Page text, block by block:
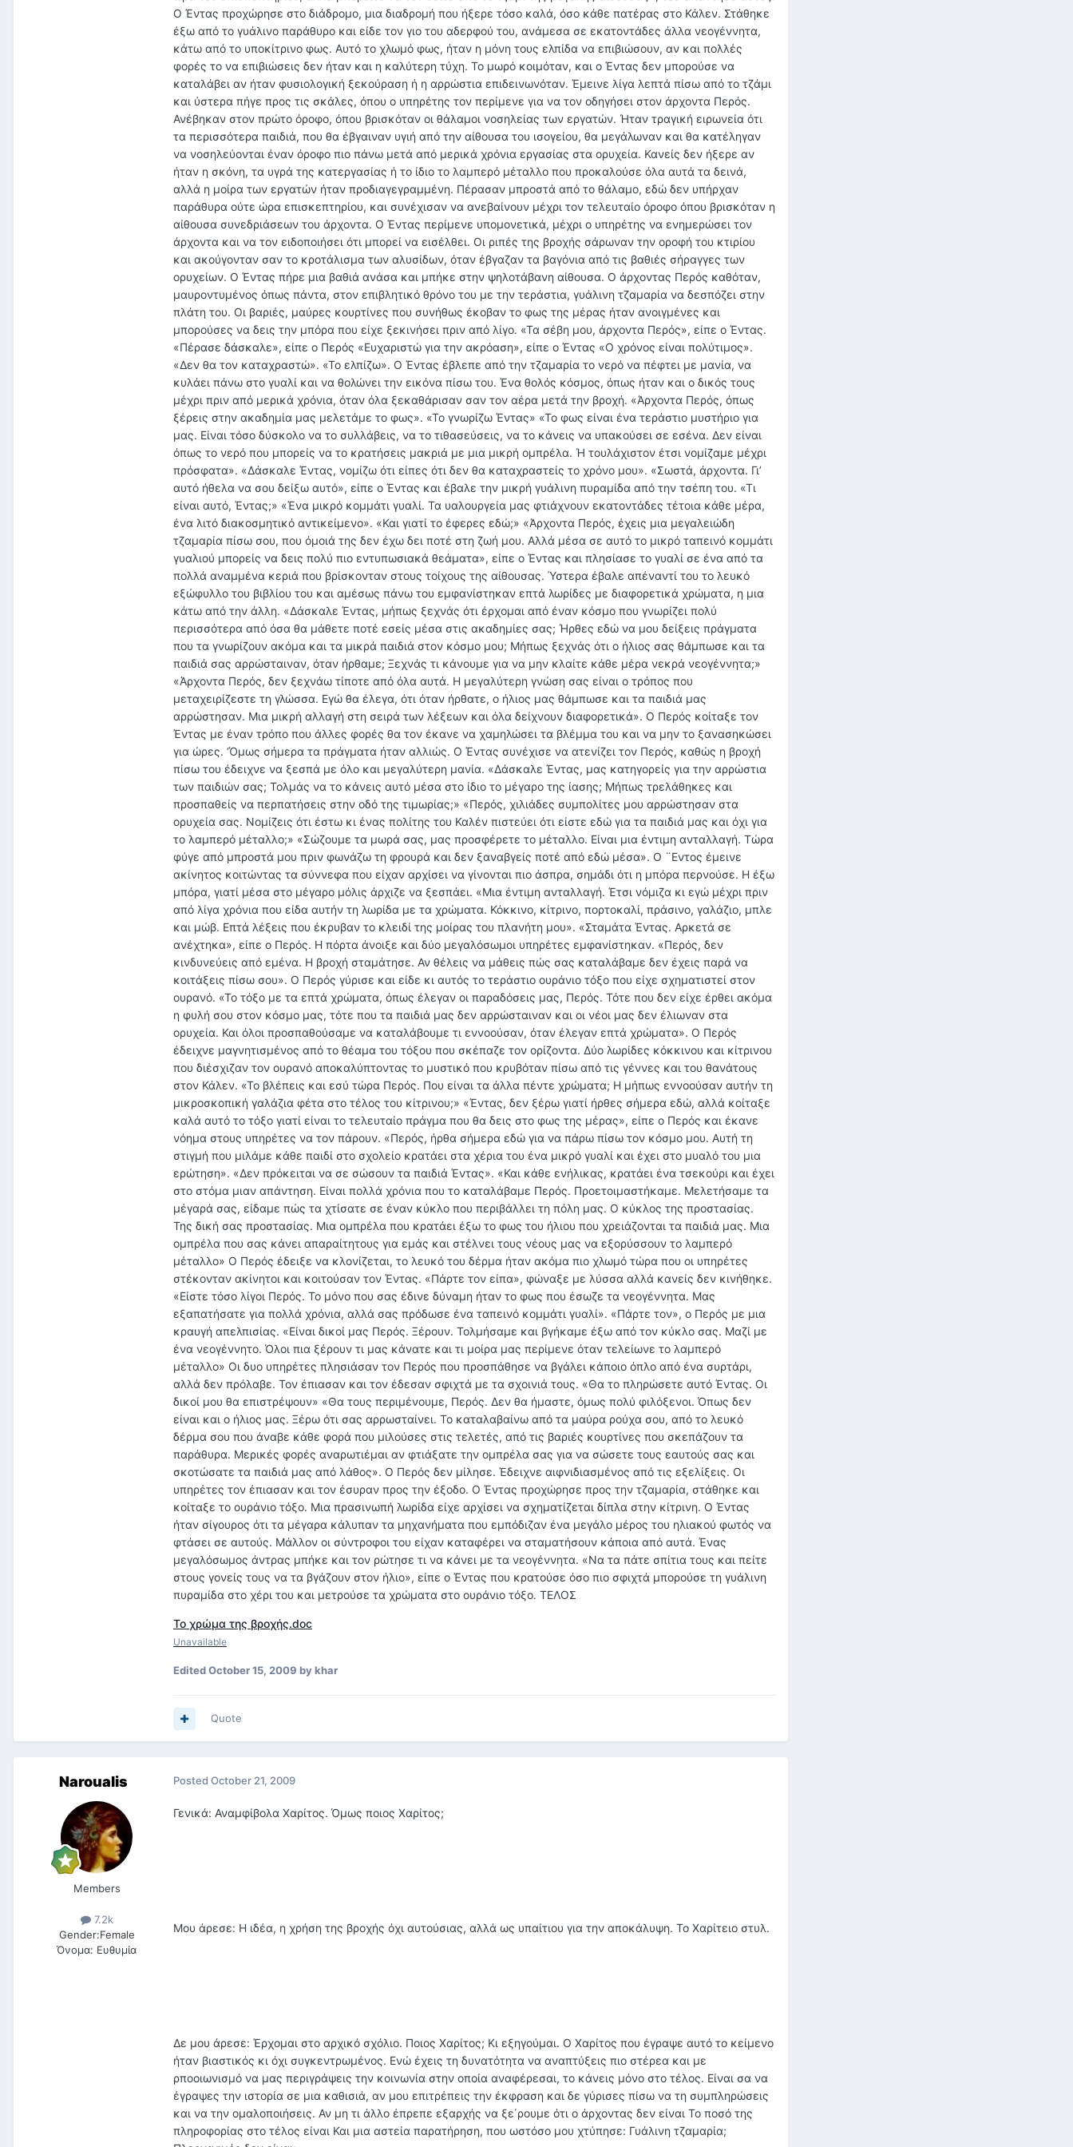
Το χρώμα της βροχής.doc
Unavailable
EditedOctober 15, 2009 by khar
Quote
Naroualis
Members
7.2k
Gender:Female
Όνομα: Ευθυμία
Posted October 21, 2009
Γενικά: Αναμφίβολα Χαρίτος. Όμως ποιος Χαρίτος;
Μου άρεσε: Η ιδέα, η χρήση της βροχής όχι αυτούσιας, αλλά ως υπαίτιου για την αποκάλυψη. Το Χαρίτειο στυλ.
Δε μου άρεσε: Έρχομαι στο αρχικό σχόλιο. Ποιος Χαρίτος; Κι εξηγούμαι. Ο Χαρίτος που έγραψε αυτό το κείμενο
ήταν βιαστικός κι όχι συγκεντρωμένος. Ενώ έχεις τη δυνατότητα να αναπτύξεις πιο στέρεα και με
ρποοιωνισμό να μας περιγράψεις την κοινωνία στην οποία αναφέρεσαι, το κάνεις μόνο στο τέλος. Είναι σα να
έγραψες την ιστορία σε μια καθισιά, αν μου επιτρέπεις την έκφραση και δε γύρισες πίσω να τη συμπληρώσεις
και να την ομαλοποιήσεις. Αν μη τι άλλο έπρεπε εξαρχής να ξε΄ρουμε ότι ο άρχοντας δεν είναι Το ποσό της
πληροφορίας στο τέλος είναι Και μια αστεία παρατήρηση, που ωστόσο μου χτύπησε: Γυάλινη τζαμαρία;